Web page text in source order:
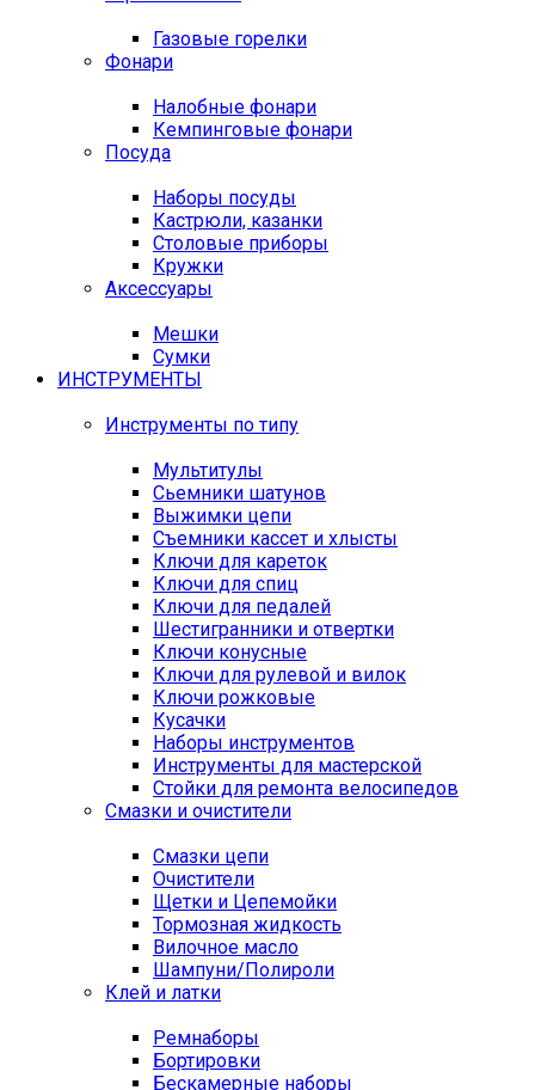
Газовые горелки
Фонари
Налобные фонари
Кемпинговые фонари
Посуда
Наборы посуды
Кастрюли, казанки
Столовые приборы
Кружки
Аксессуары
Мешки
Сумки
ИНСТРУМЕНТЫ
Инструменты по типу
Мультитулы
Сьемники шатунов
Выжимки цепи
Съемники кассет и хлысты
Ключи для кареток
Ключи для спиц
Ключи для педалей
Шестигранники и отвертки
Ключи конусные
Ключи для рулевой и вилок
Ключи рожковые
Кусачки
Наборы инструментов
Инструменты для мастерской
Стойки для ремонта велосипедов
Смазки и очистители
Смазки цепи
Очистители
Щетки и Цепемойки
Тормозная жидкость
Вилочное масло
Шампуни/Полироли
Клей и латки
Ремнаборы
Бортировки
Бескамерные наборы